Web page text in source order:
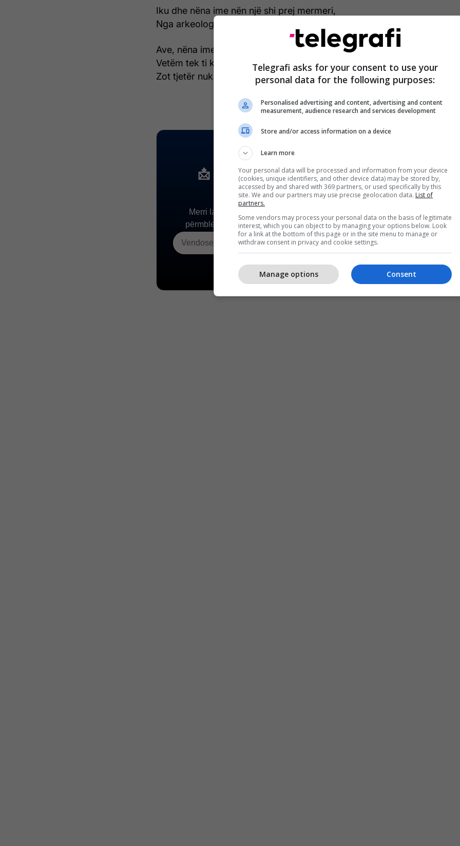
Iku dhe nëna ime nën një shi prej mermeri,
Nga arkeologjia e perëndive që rrëzoheshin.
Ave, nëna ime!
Vetëm tek ti kam besuar,
Zot tjetër nuk kam patur kurrë. Amen!
Telegrafi asks for your consent to use your
personal data for the following purposes:
Personalised advertising and content, advertising and content
measurement, audience research and services development
Store and/or access information on a device
Learn more
Your personal data will be processed and information from your device
(cookies, unique identifiers, and other device data) may be stored by,
accessed by and shared with 369 partners, or used specifically by this
site. We and our partners may use precise geolocation data. List of
partners.
Some vendors may process your personal data on the basis of legitimate
interest, which you can object to by managing your options below. Look
for a link at the bottom of this page or in the site menu to manage or
withdraw consent in privacy and cookie settings.
Consent
Manage options